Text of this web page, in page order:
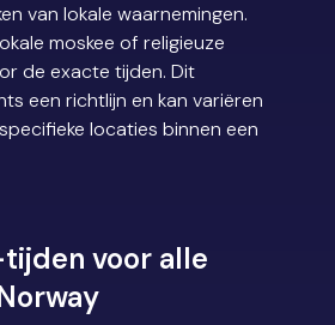
van lokale waarnemingen.
moskee of religieuze
de exacte tijden. Dit
een richtlijn en kan variëren
locaties binnen een
voor alle